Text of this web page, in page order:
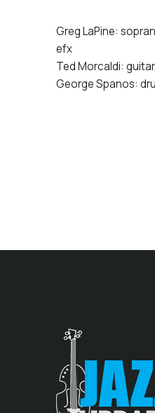
Greg LaPine:
efx
Ted Morcaldi:
George Spanos: